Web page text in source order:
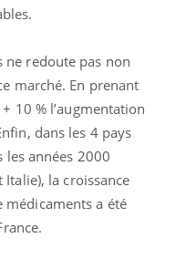
ne redoute pas non
marché. En prenant
10 % l’augmentation
dans les 4 pays
les années 2000
la croissance
a été